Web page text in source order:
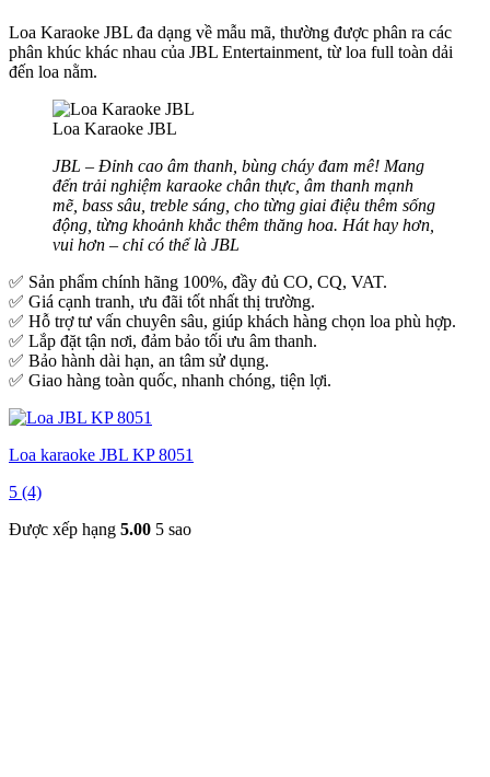
Loa Karaoke JBL đa dạng về mẫu mã, thường được phân ra các
phân khúc khác nhau của JBL Entertainment, từ loa full toàn dải
đến loa nằm.
Loa Karaoke JBL
JBL – Đỉnh cao âm thanh, bùng cháy đam mê! Mang
đến trải nghiệm karaoke chân thực, âm thanh mạnh
mẽ, bass sâu, treble sáng, cho từng giai điệu thêm sống
động, từng khoảnh khắc thêm thăng hoa. Hát hay hơn,
vui hơn – chỉ có thể là JBL
✅ Sản phẩm chính hãng 100%, đầy đủ CO, CQ, VAT.
✅ Giá cạnh tranh, ưu đãi tốt nhất thị trường.
✅ Hỗ trợ tư vấn chuyên sâu, giúp khách hàng chọn loa phù hợp.
✅ Lắp đặt tận nơi, đảm bảo tối ưu âm thanh.
✅ Bảo hành dài hạn, an tâm sử dụng.
✅ Giao hàng toàn quốc, nhanh chóng, tiện lợi.
Loa karaoke JBL KP 8051
5 (4)
Được xếp hạng 5.00 5 sao